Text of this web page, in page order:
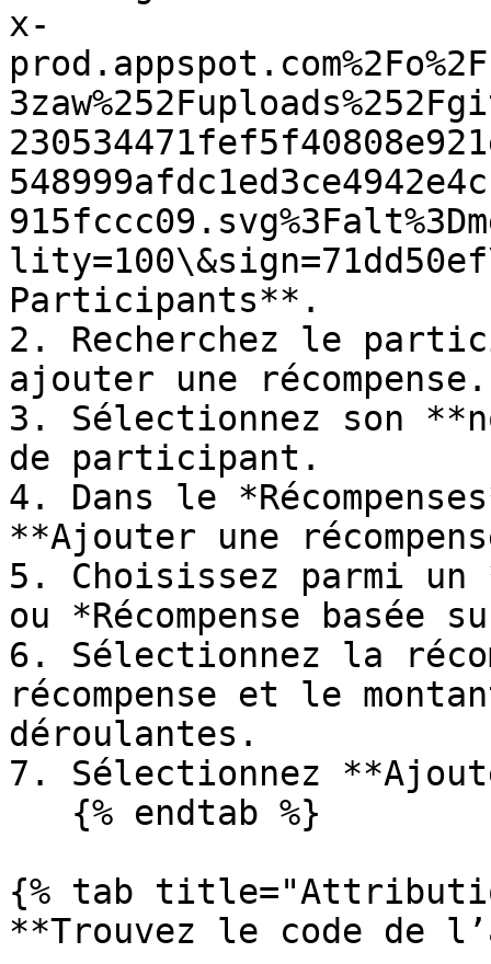
x-
Participants**.
2. Recherchez le
ajouter une récompense.
3. Sélectionnez son
de participant.
4. Dans le
**Ajouter une
5. Choisissez parmi un
ou *Récompense basée
6. Sélectionnez la
récompense et le
déroulantes.
7. Sélectionnez
{% tab
**Trouvez le code de